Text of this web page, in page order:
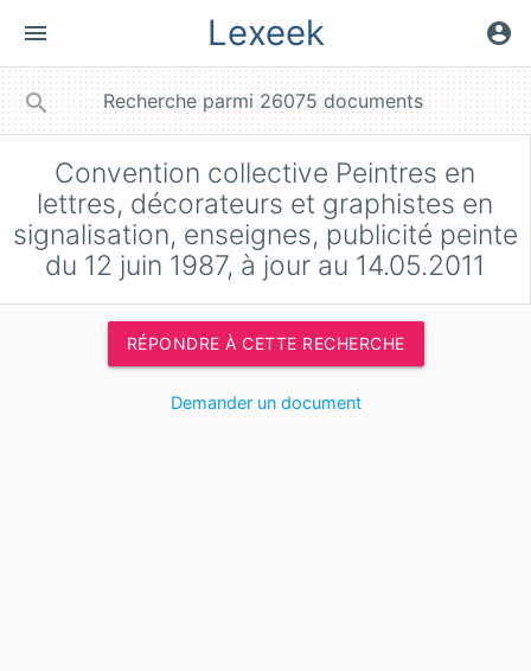
menu Lexeek account_circle
search
Convention collective Peintres en
lettres, décorateurs et graphistes en
signalisation, enseignes, publicité peinte
du 12 juin 1987, à jour au 14.05.2011
RÉPONDRE À CETTE RECHERCHE
Demander un document